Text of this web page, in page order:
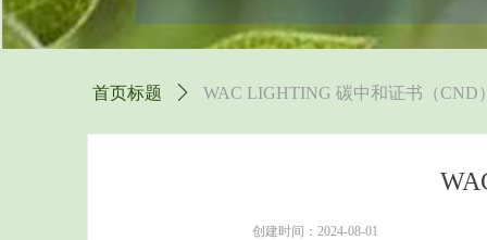
创建时间： 2024-08-01
首页标题 ꄲ WAC LIGHTING 碳中和证书（CND